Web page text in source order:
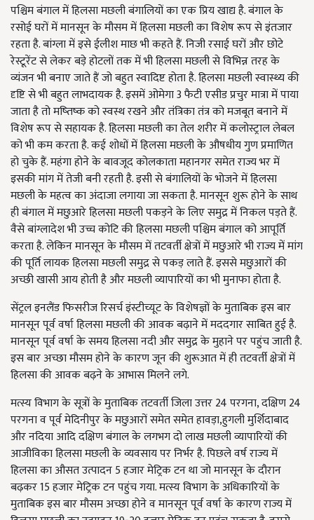
पश्चिम बंगाल में हिलसा मछली बंगालियों का एक प्रिय खाद्य है. बंगाल के
रसोई घरों में मानसून के मौसम में हिलसा मछली का विशेष रूप से इंतजार
रहता है. बांग्ला में इसे ईलीश माछ भी कहते हैं. निजी रसाई घरों और छोटे
रेस्टूरेंट से लेकर बड़े होटलों तक में भी हिलसा मछली से विभिन्न तरह के
व्यंजन भी बनाए जाते हैं जो बहुत स्वादिष्ट होता है. हिलसा मछली स्वास्थ्य की
दृष्टि से भी बहुत लाभदायक है. इसमें ओमेगा 3 फैटी एसीड प्रचुर मात्रा में पाया
जाता है तो मष्तिष्क को स्वस्थ रखने और तंत्रिका तंत्र को मजबूत बनाने में
विशेष रूप से सहायक है. हिलसा मछली का तेल शरीर में कलोस्ट्राल लेबल
को भी कम करता है. कई शोधों में हिलसा मछली के औषधीय गुण प्रमाणित
हो चुके हैं. महंगा होने के बावजूद कोलकाता महानगर समेत राज्य भर में
इसकी मांग में तेजी बनी रहती है. इसी से बंगालियों के भोजने में हिलसा
मछली के महत्व का अंदाजा लगाया जा सकता है. मानसून शुरू होने के साथ
ही बंगाल में मछुआरे हिलसा मछली पकड़ने के लिए समुद्र में निकल पड़ते हैं.
वैसे बांग्लादेश भी उच्च कोटि की हिलसा मछली पश्चिम बंगाल को आपूर्ति
करता है. लेकिन मानसून के मौसम में तटवर्ती क्षेत्रों में मछुआरे भी राज्य में मांग
की पूर्ति लायक हिलसा मछली समुद्र से पकड़ लाते हैं. इससे मछुआरों की
अच्छी खासी आय होती है और मछली व्यापारियों का भी मुनाफा होता है.
सेंट्रल इनलैंड फिसरीज रिसर्च इंस्टीच्यूट के विशेषज्ञों के मुताबिक इस बार
मानसून पूर्व वर्षा हिलसा मछली की आवक बढ़ाने में मददगार साबित हुई है.
मानसून पूर्व वर्षा के समय हिलसा नदी और समुद्र के मुहाने पर पहुंच जाती है.
इस बार अच्छा मौसम होने के कारण जून की शुरूआत में ही तटवर्ती क्षेत्रों में
हिलसा की आवक बढ़ने के आभास मिलने लगे.
मत्स्य विभाग के सूत्रों के मुताबिक तटवर्ती जिला उत्तर 24 परगना, दक्षिण 24
परगना व पूर्व मेदिनीपुर के मछुआरों समेत समेत हावड़ा,हुगली मुर्शिदाबाद
और नदिया आदि दक्षिण बंगाल के लगभग दो लाख मछली व्यापारियों की
आजीविका हिलसा मछली के व्यवसाय पर निर्भर है. पिछले वर्ष राज्य में
हिलसा का औसत उत्पादन 5 हजार मेट्रिक टन था जो मानसून के दौरान
बढ़कर 15 हजार मेट्रिक टन पहुंच गया. मत्स्य विभाग के अधिकारियों के
मुताबिक इस बार मौसम अच्छा होने व मानसून पूर्व वर्षा के कारण राज्य में